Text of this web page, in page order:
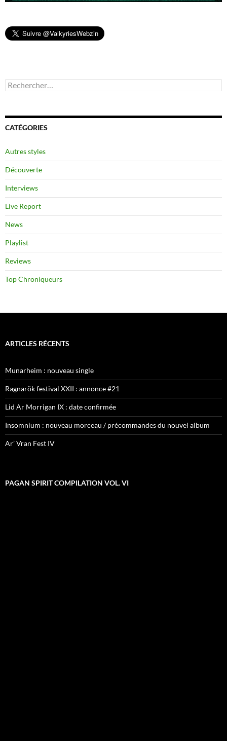
Rechercher :
CATÉGORIES
Autres styles
Découverte
Interviews
Live Report
News
Playlist
Reviews
Top Chroniqueurs
ARTICLES RÉCENTS
Munarheim : nouveau single
Ragnarök festival XXII : annonce #21
Lid Ar Morrigan IX : date confirmée
Insomnium : nouveau morceau / précommandes du nouvel album
Ar’ Vran Fest IV
PAGAN SPIRIT COMPILATION VOL. VI